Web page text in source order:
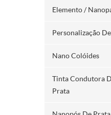
Elemento /
Personalização
Nano Colóides
Tinta Condutora
Prata